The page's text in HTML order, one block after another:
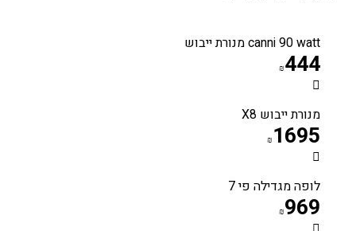
canni 90 watt מנורת ייבוש
₪444
מנורת ייבוש X8
₪ 1695
לופה מגדילה פי 7
₪969